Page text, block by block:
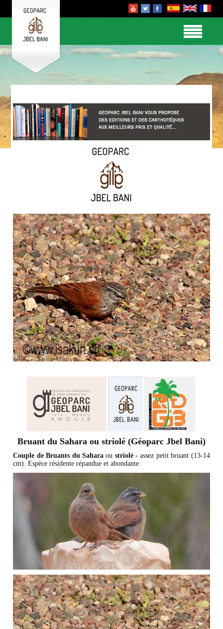
Bruant du Sahara ou striolé (Géoparc Jbel Bani)
Couple de Bruants du Saharaou striolé - assez petit bruant (13-14
cm). Espèce résidente répandue et abondante.